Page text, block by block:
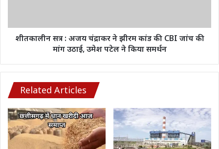
की
CBI
उमेश
पटेल
ने
किया
समर्थन
शीतकालीन सत्र : अजय चंद्राकर ने झीरम कांड की CBI जांच की
मांग उठाई, उमेश पटेल ने किया समर्थन
Related Articles